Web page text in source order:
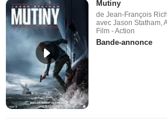
Mutiny
de Jean-François
avec Jason Statham,
Film - Action
Bande-annonce